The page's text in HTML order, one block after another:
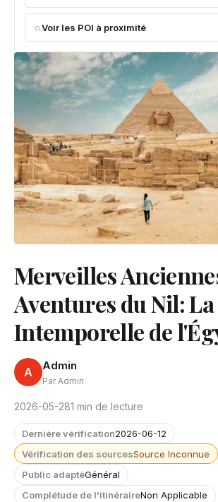
Voir les POI à proximité
Merveilles
Aventures du Nil:
Intemporelle de
A Admin
Par Admin
2026-05-281 min de lecture
Dernière vérification2026-06-12
Vérification des sourcesSource Inconnue
Public adaptéGénéral
Complétude de l'itinéraireNon Applicable